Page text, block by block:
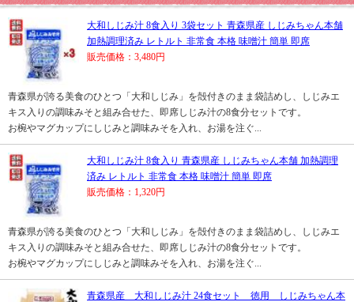
大和しじみ汁 8食入り 3袋セット 青森県産 しじみちゃん本舗
加熱調理済み レトルト 非常食 本格 味噌汁 簡単 即席
販売価格：3,480円
青森県が誇る美食のひとつ「大和しじみ」を殻付きのまま袋詰めし、しじみエ
キス入りの調味みそと組み合せた、即席しじみ汁の8食分セットです。
お椀やマグカップにしじみと調味みそを入れ、お湯を注ぐ...
大和しじみ汁 8食入り 青森県産 しじみちゃん本舗 加熱調理
済み レトルト 非常食 本格 味噌汁 簡単 即席
販売価格：1,320円
青森県が誇る美食のひとつ「大和しじみ」を殻付きのまま袋詰めし、しじみエ
キス入りの調味みそと組み合せた、即席しじみ汁の8食分セットです。
お椀やマグカップにしじみと調味みそを入れ、お湯を注ぐ...
青森県産 大和しじみ汁 24食セット 徳用 しじみちゃん本